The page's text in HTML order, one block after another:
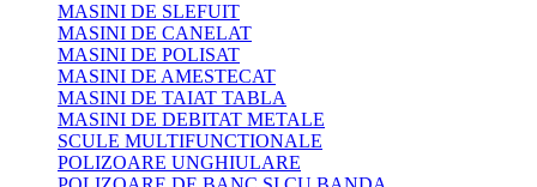
MASINI DE SLEFUIT
MASINI DE CANELAT
MASINI DE POLISAT
MASINI DE AMESTECAT
MASINI DE TAIAT TABLA
MASINI DE DEBITAT METALE
SCULE MULTIFUNCTIONALE
POLIZOARE UNGHIULARE